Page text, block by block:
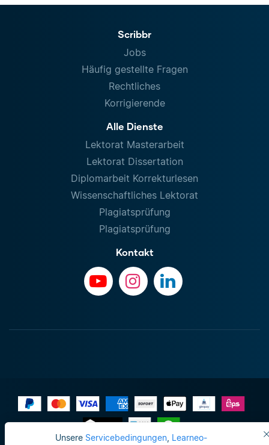
Unsere Servicebedingungen, Learneo-
Scribbr
Jobs
Häufig gestellte Fragen
Rechtliches
Korrigierende
Alle Dienste
Lektorat Masterarbeit
Lektorat Dissertation
Diplomarbeit Korrekturlesen
Wissenschaftliches Lektorat
Plagiatsprüfung
Plagiatsprüfung
Kontakt